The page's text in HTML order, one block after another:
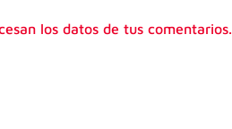
los datos de tus comentarios.